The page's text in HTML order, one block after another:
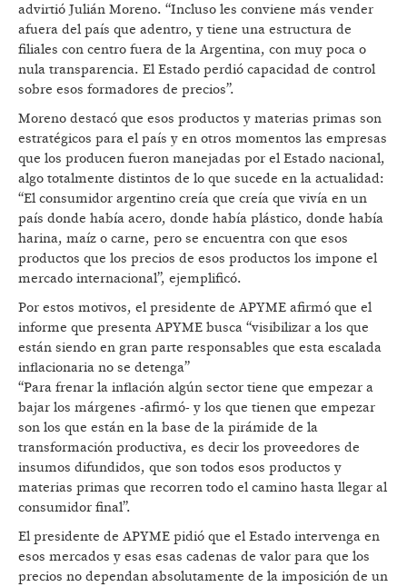
advirtió Julián Moreno. “Incluso les conviene más vender
afuera del país que adentro, y tiene una estructura de
filiales con centro fuera de la Argentina, con muy poca o
nula transparencia. El Estado perdió capacidad de control
sobre esos formadores de precios”.
Moreno destacó que esos productos y materias primas son
estratégicos para el país y en otros momentos las empresas
que los producen fueron manejadas por el Estado nacional,
algo totalmente distintos de lo que sucede en la actualidad:
“El consumidor argentino creía que creía que vivía en un
país donde había acero, donde había plástico, donde había
harina, maíz o carne, pero se encuentra con que esos
productos que los precios de esos productos los impone el
mercado internacional”, ejemplificó.
Por estos motivos, el presidente de APYME afirmó que el
informe que presenta APYME busca “visibilizar a los que
están siendo en gran parte responsables que esta escalada
inflacionaria no se detenga”
“Para frenar la inflación algún sector tiene que empezar a
bajar los márgenes -afirmó- y los que tienen que empezar
son los que están en la base de la pirámide de la
transformación productiva, es decir los proveedores de
insumos difundidos, que son todos esos productos y
materias primas que recorren todo el camino hasta llegar al
consumidor final”.
El presidente de APYME pidió que el Estado intervenga en
esos mercados y esas esas cadenas de valor para que los
precios no dependan absolutamente de la imposición de un